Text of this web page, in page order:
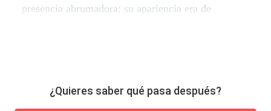
presencia abrumadora: su apariencia era de
¿Quieres saber qué pasa después?